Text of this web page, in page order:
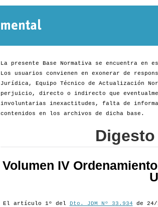
La presente Base Normativa se encuentra en
Los usuarios convienen en exonerar de
Jurídica, Equipo Técnico de Actualización
perjuicio, directo o indirecto que
involuntarias inexactitudes, falta de
contenidos en los archivos de dicha base.
Volumen IV
El artículo 1º del Dto. JDM Nº 33.934 de